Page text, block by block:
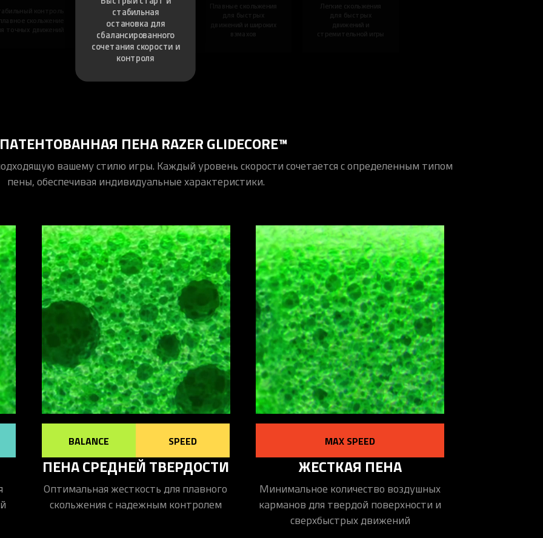
контроль
скольжение
точных движений
стабильная
остановка для
сбалансированного
сочетания скорости и
контроля
Плавные скольжения
для быстрых
движений и широких
взмахов
Легкие скольжения
для быстрых
движений и
стремительной игры
ПЕНА RAZER GLIDECORE™
вашему стилю игры. Каждый уровень скорости сочетается с определенным типом
пены, обеспечивая индивидуальные характеристики.
BALANCE SPEED
ПЕНА СРЕДНЕЙ ТВЕРДОСТИ
Оптимальная жесткость для плавного
скольжения с надежным контролем
MAX SPEED
ЖЕСТКАЯ ПЕНА
Минимальное количество воздушных
карманов для твердой поверхности и
сверхбыстрых движений